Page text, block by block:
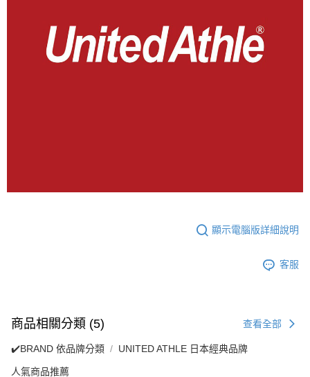
顯示電腦版詳細說明
客服
商品相關分類 (5) 查看全部
✔️BRAND 依品牌分類 UNITED ATHLE 日本經典品牌
人氣商品推薦